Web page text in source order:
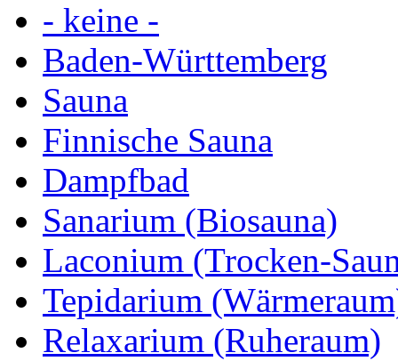
- keine -
Baden-Württemberg
Sauna
Finnische Sauna
Dampfbad
Sanarium (Biosauna)
Laconium (Trocken-
Tepidarium
Relaxarium (Ruheraum)